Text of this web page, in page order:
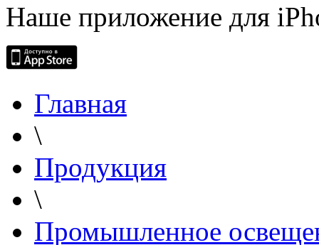
Наше приложение для
Главная
\
Продукция
\
Промышленное